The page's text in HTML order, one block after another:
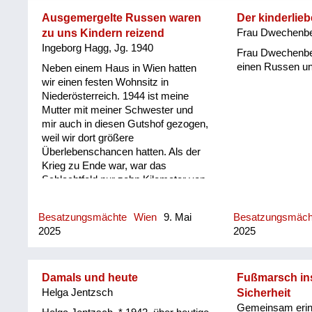
Mutter hat
schlecht davon
fette Essen,
mühsam. Ich
haben über all
Offizier, der auch
Ausgemergelte Russen waren
zu uns Kindern reizend
Ingeborg Hagg, Jg. 1940
Neben einem Haus in Wien hatten
wir einen festen Wohnsitz in
Niederösterreich. 1944 ist meine
Mutter mit meiner Schwester und
mir auch in diesen Gutshof gezogen,
weil wir dort größere
Überlebenschancen hatten. Als der
Krieg zu Ende war, war das
Schlachtfeld nur zehn Kilometer von
war furchtbar. Es waren viele Frauen
im Haus, weil die Männer alle im
nach drei Tagen mit Lastwagen
eingesammelt. Jeden Abend kamen
Besatzungsmächte Wien
9. Mai
2025
Der
Frau
Frau
einen Russen
2025
Damals und heute
Helga Jentzsch
Fußmarsch
Sicherheit
Gemeinsam